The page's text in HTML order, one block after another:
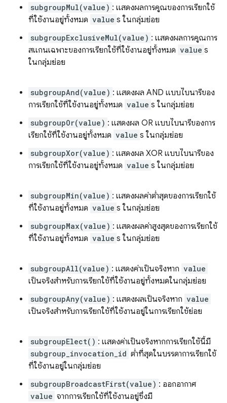
subgroupMul(value) : แสดงผลการคูณของการเรียกใช้
ที่ใช้งานอยู่ทั้งหมด value s ในกลุ่มย่อย
subgroupExclusiveMul(value) : แสดงผลการคูณการ
สแกนเฉพาะของการเรียกใช้ที่ใช้งานอยู่ทั้งหมด value s
ในกลุ่มย่อย
subgroupAnd(value) : แสดงผล AND แบบไบนารีของ
การเรียกใช้ที่ใช้งานอยู่ทั้งหมด value s ในกลุ่มย่อย
subgroupOr(value) : แสดงผล OR แบบไบนารีของการ
เรียกใช้ที่ใช้งานอยู่ทั้งหมด value s ในกลุ่มย่อย
subgroupXor(value) : แสดงผล XOR แบบไบนารีของ
การเรียกใช้ที่ใช้งานอยู่ทั้งหมด value s ในกลุ่มย่อย
subgroupMin(value) : แสดงผลค่าต่ำสุดของการเรียกใช้
ที่ใช้งานอยู่ทั้งหมด value s ในกลุ่มย่อย
subgroupMax(value) : แสดงผลค่าสูงสุดของการเรียกใช้
ที่ใช้งานอยู่ทั้งหมด value s ในกลุ่มย่อย
subgroupAll(value) : แสดงค่าเป็นจริงหาก value
เป็นจริงสำหรับการเรียกใช้ที่ใช้งานอยู่ทั้งหมดในกลุ่มย่อย
subgroupAny(value) : แสดงผลเป็นจริงหาก value
เป็นจริงสำหรับการเรียกใช้ที่ใช้งานอยู่ในการเรียกใช้ย่อย
subgroupElect() : แสดงค่าเป็นจริงหากการเรียกใช้นี้มี
subgroup_invocation_id ต่ำที่สุดในบรรดาการเรียกใช้
ที่ใช้งานอยู่ในกลุ่มย่อย
subgroupBroadcastFirst(value) : ออกอากาศ
value จากการเรียกใช้ที่ใช้งานอยู่ซึ่งมี